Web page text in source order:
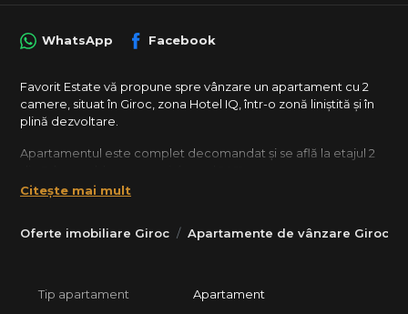
Oferte imobiliare Giroc Apartamente de vânzare Giroc
WhatsApp Facebook
Favorit Estate vă propune spre vânzare un apartament cu 2
camere, situat în Giroc, zona Hotel IQ, într-o zonă liniștită și în
plină dezvoltare.
Apartamentul este complet decomandat și se află la etajul 2
Suprafață utilă: 51 mp
Dotări și confort:
Apartamentul se vinde complet mobilat și utilat, conform
Citește mai mult
Tip apartament Apartament